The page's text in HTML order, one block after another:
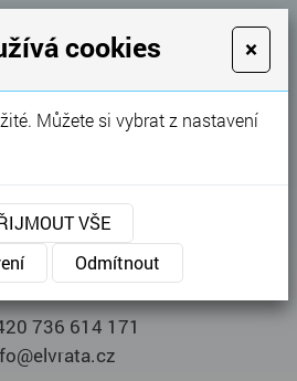
VRATA
Procházka
brány, ploty ...
nás
NÁS
736 614 171
cookies ×
Můžete si vybrat z nastavení
VŠE
Odmítnout